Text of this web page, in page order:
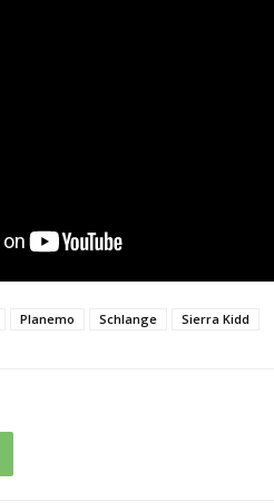
Planemo Schlange Sierra Kidd